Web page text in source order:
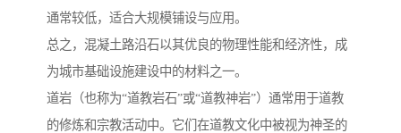
通常较低，适合大规模铺设与应用。
总之，混凝土路沿石以其优良的物理性能和经济性，成
为城市基础设施建设中的材料之一。
道岩（也称为“道教岩石”或“道教神岩”）通常用于道教
的修炼和宗教活动中。它们在道教文化中被视为神圣的